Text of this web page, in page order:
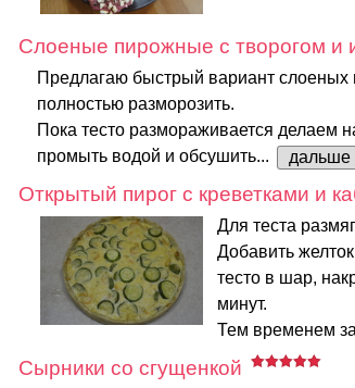
Слоеные пирожные с творогом и
Предлагаю быстрый вариант
полностью разморозить.
Пока тесто размораживается делаем
промыть водой и обсушить...
дальше
Открытый пирог с креветками и
Для теста
Добавить
тесто в шар,
минут.
Тем временем
Сырники со сгущенкой